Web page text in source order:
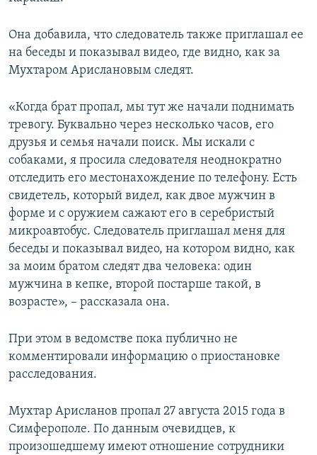
Она добавила, что следователь также приглашал ее
на беседы и показывал видео, где видно, как за
Мухтаром Арислановым следят.
«Когда брат пропал, мы тут же начали поднимать
тревогу. Буквально через несколько часов, его
друзья и семья начали поиск. Мы искали с
собаками, я просила следователя неоднократно
отследить его местонахождение по телефону. Есть
свидетель, который видел, как двое мужчин в
форме и с оружием сажают его в серебристый
микроавтобус. Следователь приглашал меня для
беседы и показывал видео, на котором видно, как
за моим братом следят два человека: один
мужчина в кепке, второй постарше такой, в
возрасте», – рассказала она.
При этом в ведомстве пока публично не
комментировали информацию о приостановке
расследования.
Мухтар Арисланов пропал 27 августа 2015 года в
Симферополе. По данным очевидцев, к
произошедшему имеют отношение сотрудники